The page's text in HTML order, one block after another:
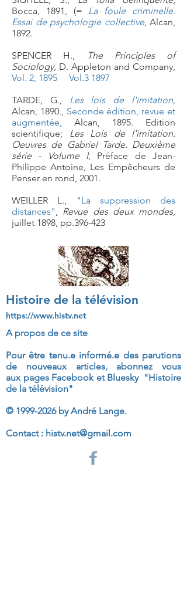
Bocca, 1891, (= La foule criminelle.
Essai de psychologie collective, Alcan,
1892.
SPENCER H.,
The Principles of
Sociology, D. Appleton and Company,
Vol. 2, 1895 Vol.3 1897
TARDE, G., Les lois de l'imitation,
Alcan, 1890., Seconde édition, revue et
augmentée, Alcan, 1895. Edition
scientifique; Les Lois de l'imitation.
Oeuvres de Gabriel Tarde. Deuxième
série - Volume I, Préface de Jean-
Philippe Antoine, Les Empêcheurs de
Penser en rond, 2001.
WEILLER L.,
"La suppression des
distances", Revue des deux mondes,
juillet 1898, pp.396-423
Histoire de la télévision
https://www.histv.net
A propos de ce site
Pour être tenu.e informé.e des parutions
de nouveaux articles, abonnez vous
aux pages Facebook et Bluesky "Histoire
de la télévision"
© 1999-2026by André Lange.
Contact : histv.net@gmail.com